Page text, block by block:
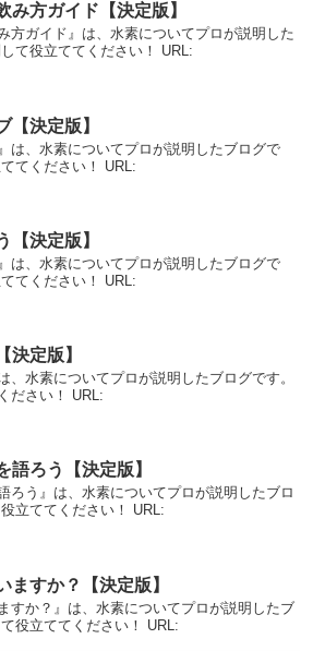
み方ガイド【決定版】
方ガイド』は、水素についてプロが説明した
て役立ててください！ URL:
【決定版】
は、水素についてプロが説明したブログで
てください！ URL:
【決定版】
は、水素についてプロが説明したブログで
てください！ URL:
決定版】
、水素についてプロが説明したブログです。
ださい！ URL:
語ろう【決定版】
ろう』は、水素についてプロが説明したブロ
立ててください！ URL:
ますか？【決定版】
すか？』は、水素についてプロが説明したブ
役立ててください！ URL: